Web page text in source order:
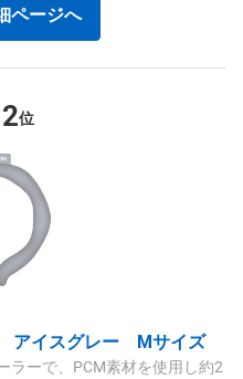
ページへ
2位
アイスグレー Mサイズ
ラーで、PCM素材を使用し約2